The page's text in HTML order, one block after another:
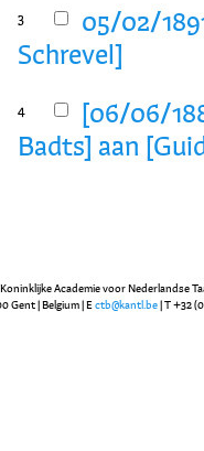
3
05/02/
Schrevel]
4
[06/06/
Badts] aan
Koninklijke Academie voor Nederlandse
Gent | Belgium | E ctb@kantl.be | T +32